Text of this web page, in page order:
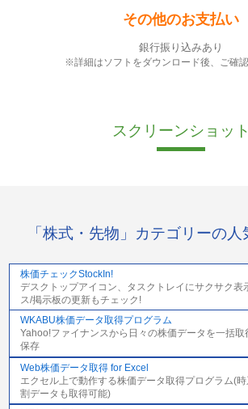
その他のお支払い
銀行振り込みあり
※詳細はソフトをダウンロード後、ご確認
スクリーンショット
「株式・先物」カテゴリーの
株価チェックStockIn!
デスクトップアイコン、タスクトレイにサクサク表
ス/掲示板の更新もチェック!
WKABU株価データ取得プログラム
Yahoo!ファイナンスから日々の株価データを一括
保存
Web株価データ取得 for Excel
エクセル上で動作する株価データ取得プログラム(
割データも取得可能)